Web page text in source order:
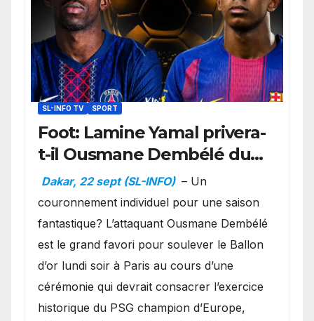
SL-INFO TV SPORT
Foot: Lamine Yamal privera-
t-il Ousmane Dembélé du
Ballon d’or ?
Dakar, 22 sept (SL-INFO) – Un
couronnement individuel pour une saison
fantastique? L’attaquant Ousmane Dembélé
est le grand favori pour soulever le Ballon
d’or lundi soir à Paris au cours d’une
cérémonie qui devrait consacrer l’exercice
historique du PSG champion d’Europe,